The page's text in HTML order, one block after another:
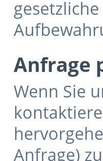
Anfrage
Wenn Sie
Anfrage)